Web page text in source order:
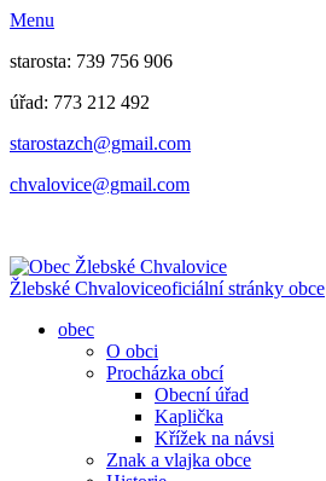
Menu
starosta: 739 756 906
úřad: 773 212 492
​​​​starostazch@gmail.com
​​​​chvalovice@gmail.com
Žlebské Chvaloviceoficiální stránky obce
obec
O obci
Procházka obcí
Obecní úřad
Kaplička
Křížek na návsi
Znak a vlajka obce